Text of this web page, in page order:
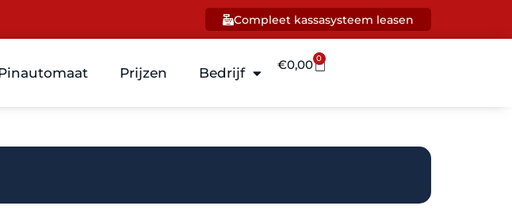
Compleet kassasysteem leasen
Prijzen Bedrijf
€0,00 0